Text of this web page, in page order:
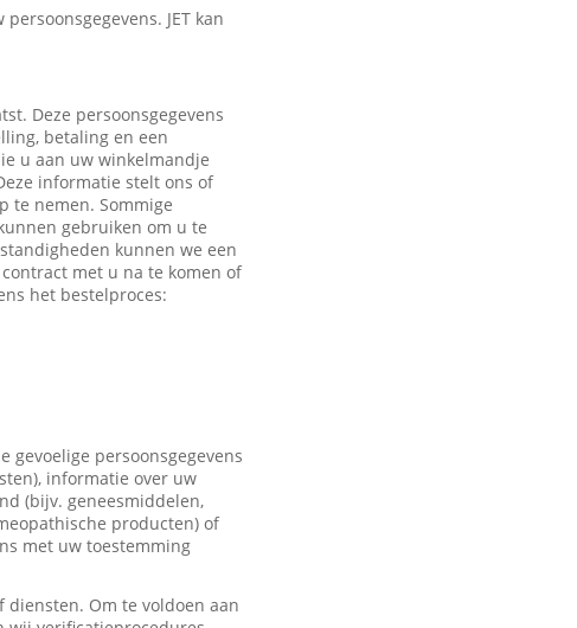
JET kan
Deze persoonsgegevens
betaling en een
u aan uw winkelmandje
informatie stelt ons of
te nemen. Sommige
gebruiken om u te
kunnen we een
met u na te komen of
het bestelproces:
gevoelige persoonsgegevens
informatie over uw
(bijv. geneesmiddelen,
producten) of
met uw toestemming
Om te voldoen aan